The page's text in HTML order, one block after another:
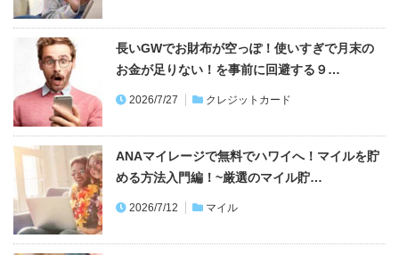
長いGWでお財布が空っぽ！使いすぎで月末の
お金が足りない！を事前に回避する９…
2026/7/27 クレジットカード
ANAマイレージで無料でハワイへ！マイルを貯
める方法入門編！~厳選のマイル貯…
2026/7/12 マイル